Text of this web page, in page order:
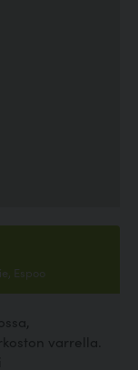
Espoo
varrella.